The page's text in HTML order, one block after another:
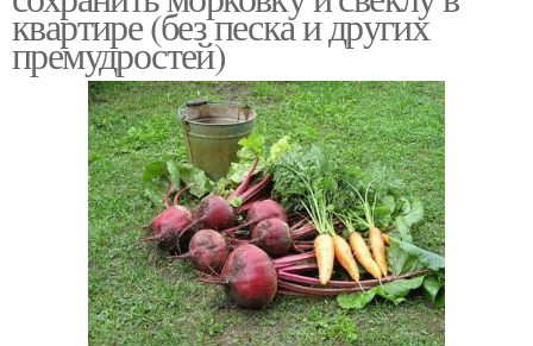
квартире (без песка и других
премудростей)